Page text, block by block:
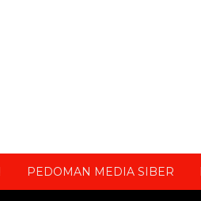
PEDOMAN MEDIA SIBER